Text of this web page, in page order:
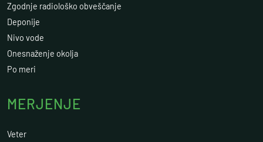
Zgodnje radiološko obveščanje
Deponije
Nivo vode
Onesnaženje okolja
Po meri
MERJENJE
Veter